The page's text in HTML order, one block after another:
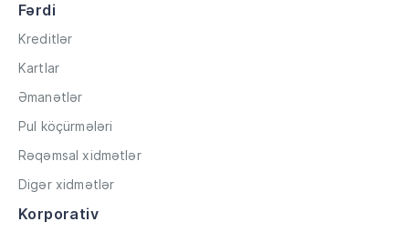
Fərdi
Kreditlər
Kartlar
Əmanətlər
Pul köçürmələri
Rəqəmsal xidmətlər
Digər xidmətlər
Korporativ